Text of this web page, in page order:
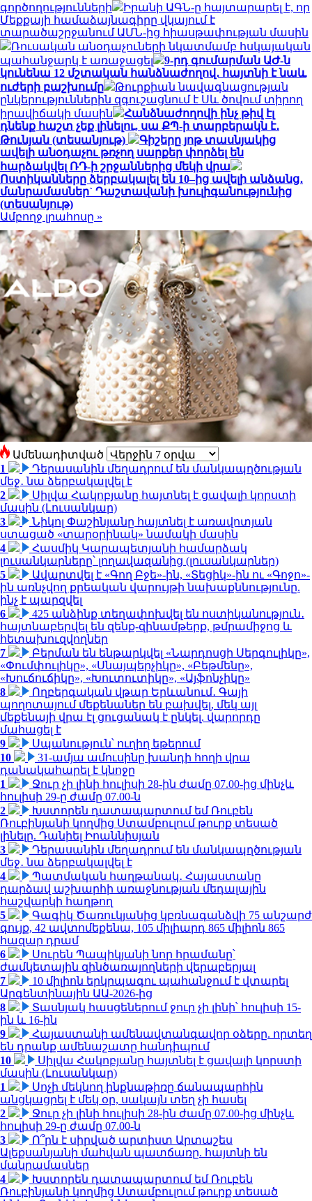
գործողությունների
Իրանի ԱԳՆ-ը հայտարարել է, որ
Մեքքայի համաձայնագիրը վկայում է
տարածաշրջանում ԱՄՆ-ից հիասթափության մասին
Ռուսական անօդաչուների նկատմամբ հսկայական
պահանջարկ է առաջացել
9-րդ գումարման ԱԺ-ն
կունենա 12 մշտական հանձնաժողով․ հայտնի է նաև
ուժերի բաշխումը
Թուրքիան նավագնացության
ընկերություններին զգուշացնում է Սև ծովում տիրող
իրավիճակի մասին
Հանձնաժողովի ինչ թիվ էլ
դնենք հաշտ չեք լինելու, սա ՔՊ-ի տարբերակն է․
Թունյան (տեսանյութ)
Գիշերը յոթ տասնյակից
ավելի անօդաչու թռչող սարքեր փորձել են
հարձակվել ՌԴ-ի շրջաններից մեկի վրա
Ոստիկանները ձերբակալել են 10–ից ավելի անձանց․
մանրամասներ` Դաշտավանի խուլիգանությունից
(տեսանյութ)
Ամբողջ լրահոսը »
Ամենադիտված
1
Դերասանին մեղադրում են մանկապղծության
մեջ․ նա ձերբակալվել է
2
Սիլվա Հակոբյանը հայտնել է ցավալի կորստի
մասին (Լուսանկար)
3
Նիկոլ Փաշինյանը հայտնել է առավոտյան
ստացած «տարօրինակ» նամակի մասին
4
Հասմիկ Կարապետյանի համարձակ
լուսանկարները՝ լողավազանից (լուսանկարներ)
5
Ավարտվել է «Գող Բջե»-ին, «Տեցիկ»-ին ու «Գոջո»-
ին առնչվող քրեական վարույթի նախաքննությունը.
ինչ է պարզվել
6
425 անձինք տեղափոխվել են ոստիկանություն․
հայտնաբերվել են զենք-զինամթերք, թմրամիջոց և
հետախուզվողներ
7
Բերման են ենթարկվել «Նարդոսցի Սերգուլիկը»,
«Փումփուլիկը», «Սնայպերչիկը», «Բեթմենը»,
«Խուճուճիկը», «Խուտուտիկը», «Այֆոնչիկը»
8
Ողբերգական վթար Երևանում․ Գայի
պողոտայում մեքենաներ են բախվել, մեկ այլ
մեքենայի վրա էլ ցուցանակ է ընկել. վարորդը
մահացել է
9
Սպանություն՝ ուղիղ եթերում
10
31-ամյա ամուսինը խանդի հողի վրա
դանակահարել է կնոջը
1
Ջուր չի լինի հուլիսի 28-ին ժամը 07.00-ից մինչև
հուլիսի 29-ը ժամը 07.00-ն
2
Խստորեն դատապարտում եմ Ռուբեն
Ռուբինյանի կողմից Ստամբուլում թուրք տեսած
լինելը. Դանիել Իոաննիսյան
3
Դերասանին մեղադրում են մանկապղծության
մեջ․ նա ձերբակալվել է
4
Պատմական հաղթանակ․ Հայաստանը
դարձավ աշխարհի առաջնության մեդալային
հաշվարկի հաղթող
5
Գագիկ Ծառուկյանից կբռնագանձվի 75 անշարժ
գույք, 42 ավտոմեքենա, 105 միլիարդ 865 միլիոն 865
հազար դրամ
6
Սուրեն Պապիկյանի նոր հրամանը՝
ժամկետային զինծառայողների վերաբերյալ
7
10 միլիոն երկրպագու պահանջում է վտարել
Արգենտինային ԱԱ-2026-ից
8
Տասնյակ հասցեներում ջուր չի լինի՝ հուլիսի 15-
ին և 16-ին
9
Հայաստանի ամենավտանգավոր օձերը. որտեղ
են դրանք ամենաշատը հանդիպում
10
Սիլվա Հակոբյանը հայտնել է ցավալի կորստի
մասին (Լուսանկար)
1
Սոչի մեկնող ինքնաթիռը ճանապարհին
անցկացրել է մեկ օր, սակայն տեղ չի հասել
2
Ջուր չի լինի հուլիսի 28-ին ժամը 07.00-ից մինչև
հուլիսի 29-ը ժամը 07.00-ն
3
Ո՞րն է սիրված արտիստ Արտաշես
Ալեքսանյանի մահվան պատճառը. հայտնի են
մանրամասներ
4
Խստորեն դատապարտում եմ Ռուբեն
Ռուբինյանի կողմից Ստամբուլում թուրք տեսած